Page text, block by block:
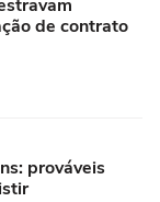
de contrato
prováveis